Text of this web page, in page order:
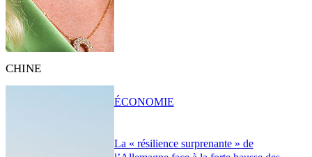
CHINE
La « résilience surprenante » de
ÉCONOMIE